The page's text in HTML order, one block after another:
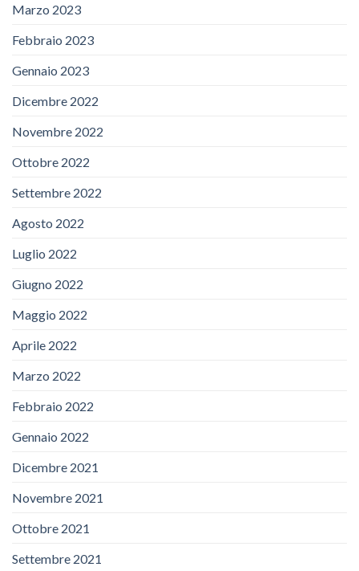
Marzo 2023
Febbraio 2023
Gennaio 2023
Dicembre 2022
Novembre 2022
Ottobre 2022
Settembre 2022
Agosto 2022
Luglio 2022
Giugno 2022
Maggio 2022
Aprile 2022
Marzo 2022
Febbraio 2022
Gennaio 2022
Dicembre 2021
Novembre 2021
Ottobre 2021
Settembre 2021